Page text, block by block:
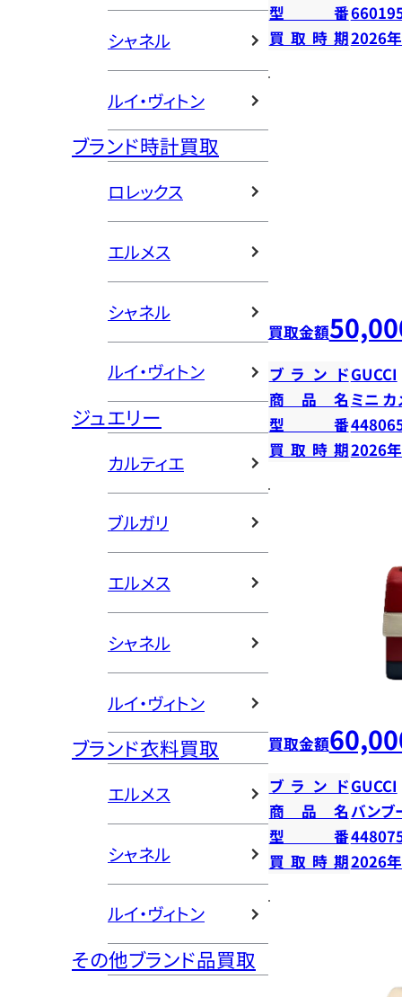
シャネル
ルイ・ヴィトン
ブランド時計買取
ロレックス
エルメス
シャネル
ルイ・ヴィトン
ジュエリー
カルティエ
ブルガリ
エルメス
シャネル
ルイ・ヴィトン
ブランド衣料買取
エルメス
シャネル
ルイ・ヴィトン
その他ブランド品買取
型番
買取時期2026
買取金額
ブランドGUCCI
商品名 ミニ カ
型番
買取時期2026
買取金額
ブランドGUCCI
商品名バンブ
型番
買取時期2026